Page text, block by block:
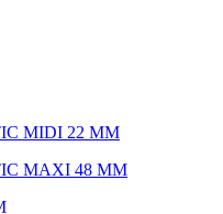
MIDI 22 ММ
MAXI 48 ММ